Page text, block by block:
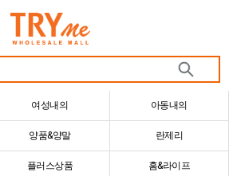
여성내의 아동내의
양품&양말 란제리
플러스상품 홈&라이프